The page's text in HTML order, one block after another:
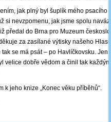
jak plný byl šuplík mého psacího
si nevzpomenu, jak jsme spolu
předal do Brna pro Muzeum
za zasílané výtisky našeho
tak se má psát – po Havlíčkovsku. Jen
velice dobře vědom a činil tak
k jeho knize „Konec věku příběhů“.